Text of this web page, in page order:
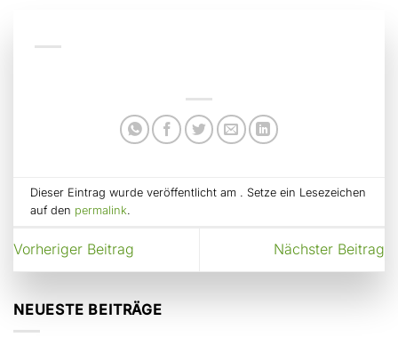
Dieser Eintrag wurde veröffentlicht am . Setze ein Lesezeichen
auf den permalink.
Vorheriger Beitrag Nächster Beitrag
NEUESTE BEITRÄGE